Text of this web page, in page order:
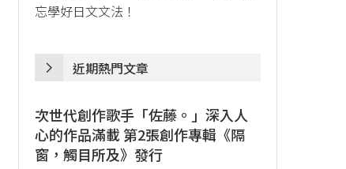
忘學好日文文法！
近期熱門文章
次世代創作歌手「佐藤。」深入人
心的作品滿載 第2張創作專輯《隔
窗，觸目所及》發行